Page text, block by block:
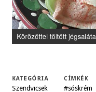
Körözöttel töltött jégsaláta
KATEGÓRIA
Szendvicsek
CÍMKÉK
#sóskrém